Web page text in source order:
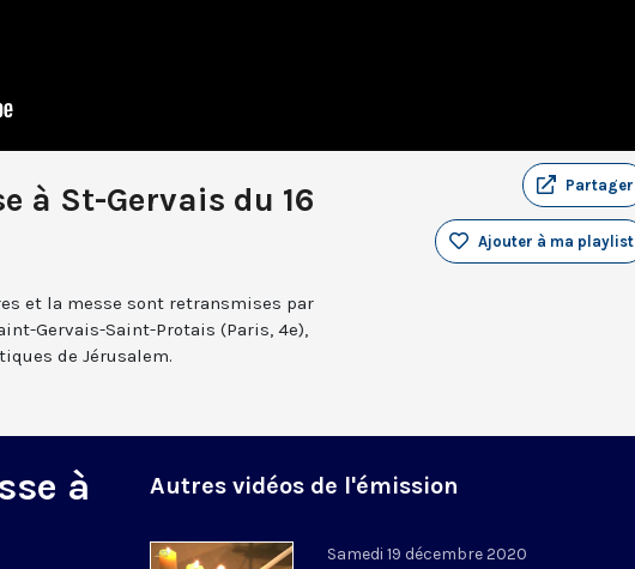
à St-Gervais du 16
Partager
Ajouter à ma playlist
et la messe sont retransmises par
Gervais-Saint-Protais (Paris, 4e),
de Jérusalem.
à
Autres vidéos de l'émission
Samedi 19 décembre 2020